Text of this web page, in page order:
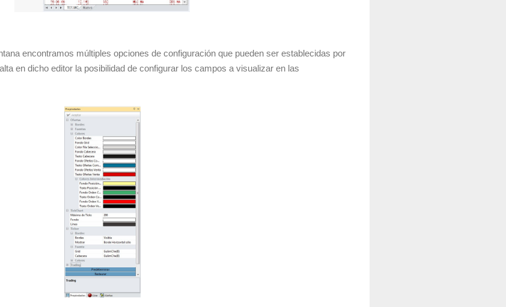
encontramos múltiples opciones de configuración que pueden ser establecidas por
en dicho editor la posibilidad de configurar los campos a visualizar en las